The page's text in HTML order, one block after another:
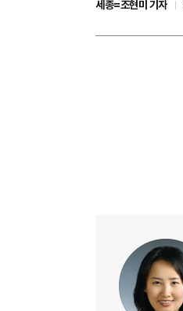
세종=조현미 기자